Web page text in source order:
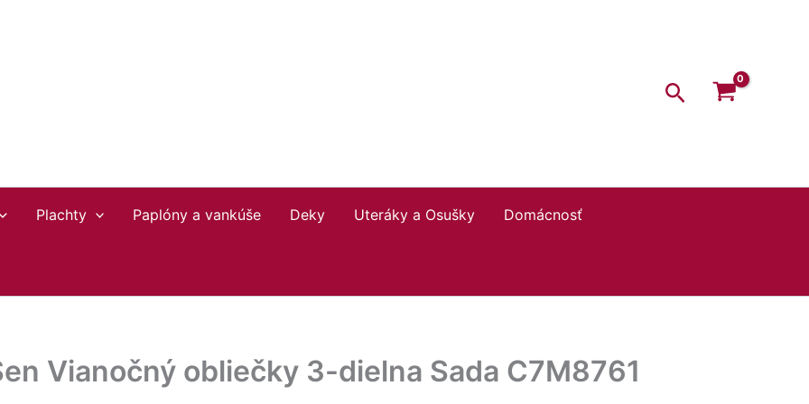
Hľadať
Plachty Paplóny a vankúše Deky Uteráky a Osušky Domácnosť
Vianočný obliečky 3-dielna Sada C7M8761